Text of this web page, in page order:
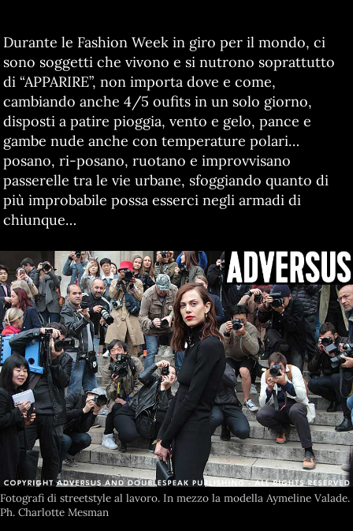
Durante le Fashion Week in giro per il mondo, ci
sono soggetti che vivono e si nutrono soprattutto
di “APPARIRE”, non importa dove e come,
cambiando anche 4/5 oufits in un solo giorno,
disposti a patire pioggia, vento e gelo, pance e
gambe nude anche con temperature polari…
posano, ri-posano, ruotano e improvvisano
passerelle tra le vie urbane, sfoggiando quanto di
più improbabile possa esserci negli armadi di
chiunque…
Fotografi di streetstyle al lavoro. In mezzo la modella Aymeline Valade.
Ph. Charlotte Mesman